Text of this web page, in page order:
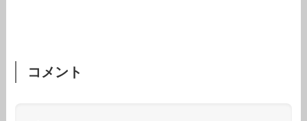
コメント